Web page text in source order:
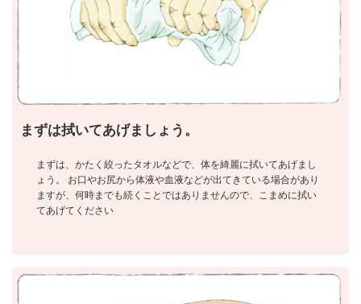
まずは拭いてあげましょう。
まずは、かたく絞ったタオルなどで、体を綺麗に拭いてあげまし
ょう。 お口やお尻から体液や血液などが出てきている場合があり
ますが、何時までも続くことではありませんので、こまめに拭い
てあげてください